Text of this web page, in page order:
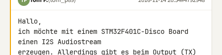
Hallo,
ich möchte mit einem STM32F401C-Disco Board
einen I2S Audiostream
erzeugen. Allerdings gibt es beim Output (TX)